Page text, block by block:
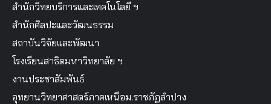
สำนักวิทยบริการและเทคโนโลยี ฯ
สำนักศิลปะและวัฒนธรรม
สถาบันวิจัยและพัฒนา
โรงเรียนสาธิตมหาวิทยาลัย ฯ
งานประชาสัมพันธ์
อุทยานวิทยาศาสตร์ภาคเหนือม.ราชภัฏลำปาง